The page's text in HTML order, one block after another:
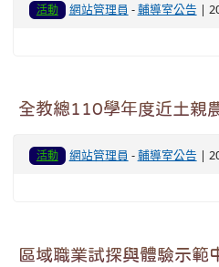
活動 網站管理員 -輔導室公告 |
全教總110學年度近土親
活動 網站管理員 -輔導室公告 |
區域職業試探與體驗示範